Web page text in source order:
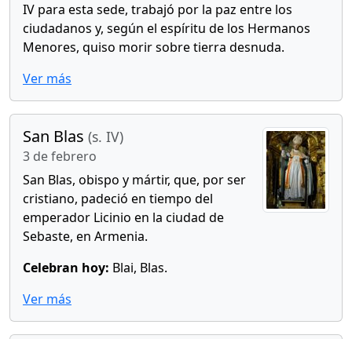
IV para esta sede, trabajó por la paz entre los
ciudadanos y, según el espíritu de los Hermanos
Menores, quiso morir sobre tierra desnuda.
Ver más
San Blas (s. IV)
3 de febrero
San Blas, obispo y mártir, que, por ser
cristiano, padeció en tiempo del
emperador Licinio en la ciudad de
Sebaste, en Armenia.
Celebran hoy: Blai, Blas.
Ver más